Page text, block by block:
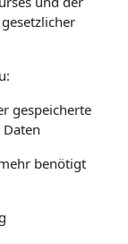
gespeicherte
benötigt